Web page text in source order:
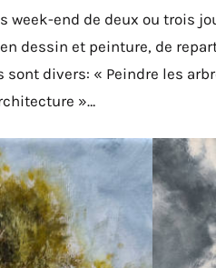
week-end de deux ou trois
dessin et peinture, de
divers: « Peindre les
»…